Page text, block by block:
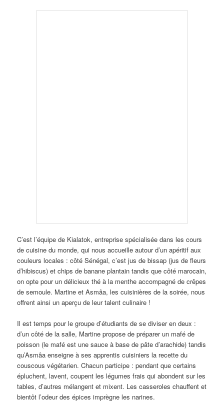
C’est l’équipe de Kialatok, entreprise spécialisée dans les cours
de cuisine du monde, qui nous accueille autour d’un apéritif aux
couleurs locales : côté Sénégal, c’est jus de bissap (jus de fleurs
d’hibiscus) et chips de banane plantain tandis que côté marocain,
on opte pour un délicieux thé à la menthe accompagné de crêpes
de semoule. Martine et Asmâa, les cuisinières de la soirée, nous
offrent ainsi un aperçu de leur talent culinaire !
Il est temps pour le groupe d’étudiants de se diviser en deux :
d’un côté de la salle, Martine propose de préparer un mafé de
poisson (le mafé est une sauce à base de pâte d’arachide) tandis
qu’Asmâa enseigne à ses apprentis cuisiniers la recette du
couscous végétarien. Chacun participe : pendant que certains
épluchent, lavent, coupent les légumes frais qui abondent sur les
tables, d’autres mélangent et mixent. Les casseroles chauffent et
bientôt l’odeur des épices imprègne les narines.